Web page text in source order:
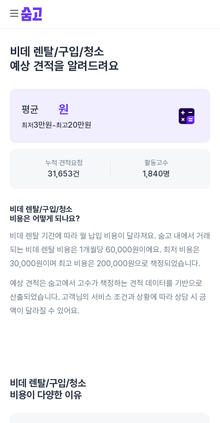
비데 렌탈/구입/청소
예상 견적을 알려드려요
평균 원
최저3만원~최고20만원
누적 견적요청
31,653건
활동고수
1,840명
비데 렌탈/구입/청소
비용은 어떻게 되나요?
비데 렌탈 기간에 따라 월 납입 비용이 달라져요. 숨고 내에서 거래
되는 비데 렌탈 비용은 1개월당 60,000원이에요. 최저 비용은
30,000원이며 최고 비용은 200,000원으로 책정되었습니다.
예상 견적은 숨고에서 고수가 책정하는 견적 데이터를 기반으로
산출되었습니다. 고객님의 서비스 조건과 상황에 따라 상담 시 금
액이 달라질 수 있어요.
비데 렌탈/구입/청소
비용이 다양한 이유